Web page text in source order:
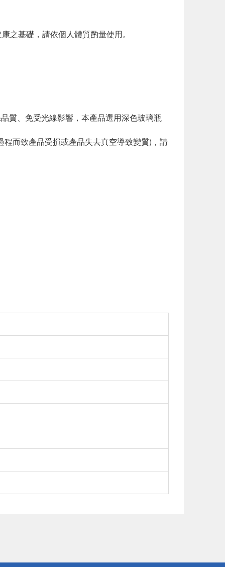
之基礎，請依個人體質酌量使用。
質、免受光線影響，本產品選用深色玻璃瓶
而致產品受損或產品失去真空導致變質)，請